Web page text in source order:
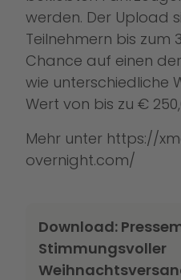
werden. Der Upload
Teilnehmern bis zum
Chance auf einen
wie unterschiedliche
Wert von bis zu €
Mehr unter https://
overnight.com/
Download:
Stimmungsvoller